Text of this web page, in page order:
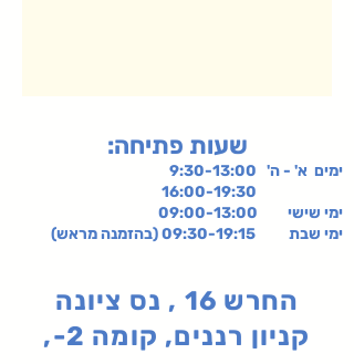
:שעות פתיחה
ימים א' - ה' 9:30-13:00
ימי שישי 09:00-13:00
ימי שבת 09:30-19:15 (בהזמנה מראש)
החרש 16 , נס ציונה
קניון רננים, קומה 2-,